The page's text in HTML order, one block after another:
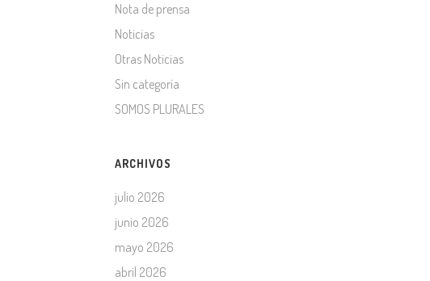
Nota de prensa
Noticias
Otras Noticias
Sin categoría
SOMOS PLURALES
ARCHIVOS
julio 2026
junio 2026
mayo 2026
abril 2026